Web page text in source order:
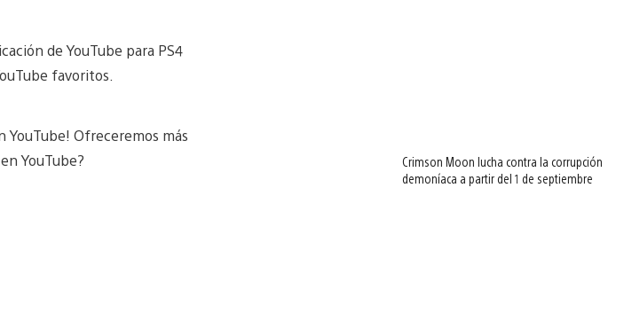
de YouTube para PS4
favoritos.
YouTube! Ofreceremos más
YouTube?
Crimson Moon lucha contra la corrupción
demoníaca a partir del 1 de septiembre